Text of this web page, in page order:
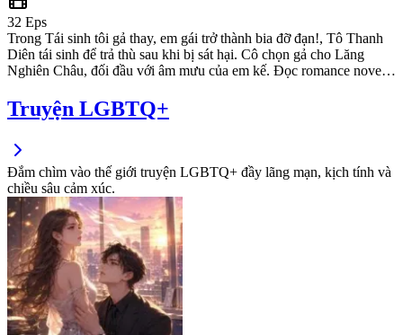
32 Eps
Trong Tái sinh tôi gả thay, em gái trở thành bia đỡ đạn!, Tô Thanh
Diên tái sinh để trả thù sau khi bị sát hại. Cô chọn gả cho Lăng
Nghiên Châu, đối đầu với âm mưu của em kế. Đọc romance novel
hôn nhân thỏa thuận và mystery kịch tính.
Truyện LGBTQ+
Đắm chìm vào thế giới truyện LGBTQ+ đầy lãng mạn, kịch tính và
chiều sâu cảm xúc.